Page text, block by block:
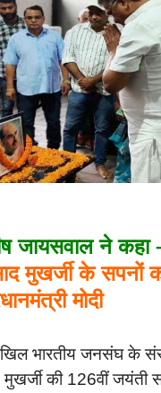
जायसवाल ने कहा
मुखर्जी के सपनों
मोदी
भारतीय जनसंघ के
मुखर्जी की 126वीं जयंती